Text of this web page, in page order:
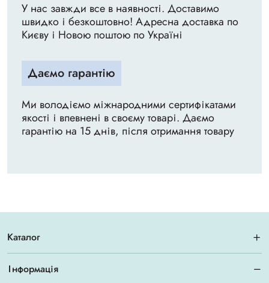
У нас завжди все в наявності. Доставимо
швидко і безкоштовно! Адресна доставка по
Києву і Новою поштою по Україні
Даємо гарантію
Ми володіємо міжнародними сертифікатами
якості і впевнені в своєму товарі. Даємо
гарантію на 15 днів, після отримання товару
Каталог
Інформація